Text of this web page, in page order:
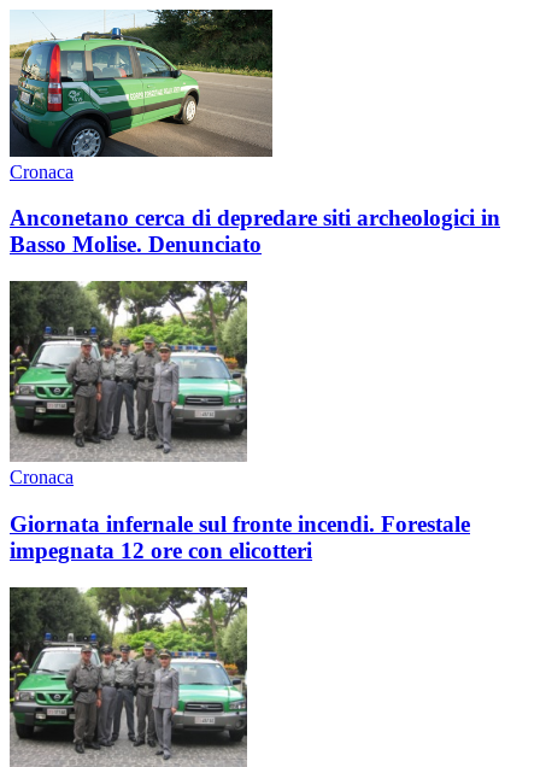
Cronaca
Anconetano cerca di depredare siti archeologici in
Basso Molise. Denunciato
Cronaca
Giornata infernale sul fronte incendi. Forestale
impegnata 12 ore con elicotteri